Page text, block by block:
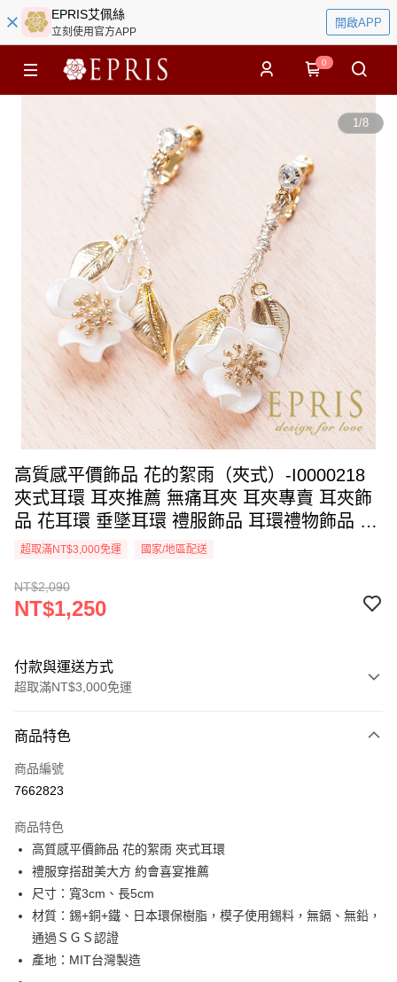
EPRIS艾佩絲
立刻使用官方APP
開啟APP
0
1/8
高質感平價飾品 花的絮雨（夾式）-I0000218
夾式耳環 耳夾推薦 無痛耳夾 耳夾專賣 耳夾飾
品 花耳環 垂墜耳環 禮服飾品 耳環禮物飾品 耳
夾品牌 日本樹脂耳環 耳飾穿搭
超取滿NT$3,000免運 國家/地區配送
NT$2,090
NT$1,250
付款與運送方式
超取滿NT$3,000免運
信用卡一次付款
信用卡分期付款
合作金庫商業銀行
華南商業銀行
彰化商業銀行
上海商業儲蓄銀行
國泰世華商業銀行
臺灣中小企業銀行
台中商業銀行
匯豐（台灣）商業銀行
聯邦商業銀行
元大商業銀行
6 期 0 利率 每期
華南商業銀行
上海商業儲蓄銀行
國泰世華商業銀行
兆豐國際商業銀行
臺灣中小企業銀行
匯豐（台灣）商業銀行
LINE Pay
Apple Pay
街口支付
悠遊付
商品特色
商品編號
7662823
商品特色
高質感平價飾品 花的絮雨 夾式耳環
禮服穿搭甜美大方 約會喜宴推薦
尺寸：寬3cm、長5cm
材質：錫+銅+鐵、日本環保樹脂，模子使用錫料，無鎘、無鉛，
通過ＳＧＳ認證
產地：MIT台灣製造